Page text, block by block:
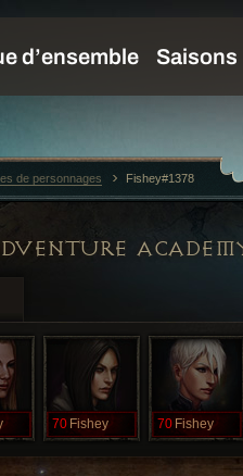
70 Fishey 70 Fishey
de personnages Fishey#1378